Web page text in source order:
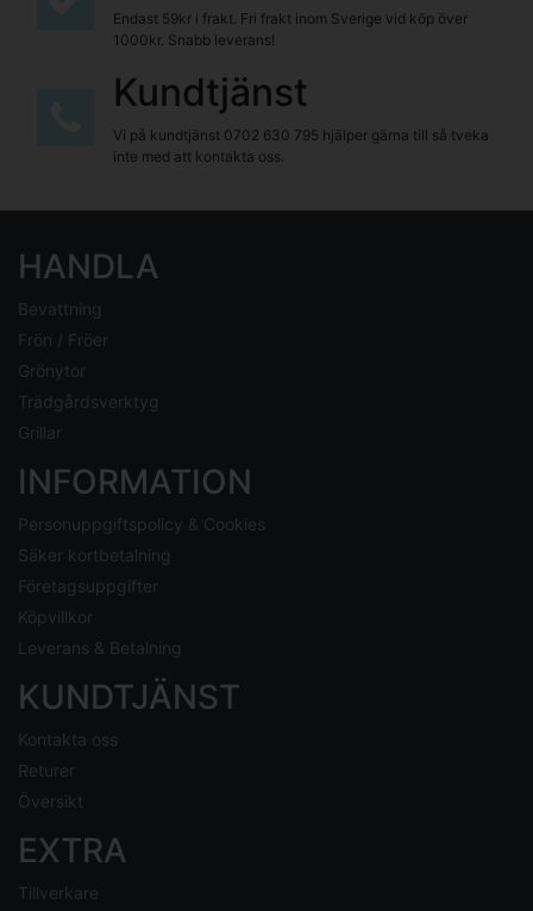
Endast 59kr i frakt. Fri frakt inom Sverige vid köp över
1000kr. Snabb leverans!
Kundtjänst
Vi på kundtjänst 0702 630 795 hjälper gärna till så tveka
inte med att kontakta oss.
HANDLA
Bevattning
Frön / Fröer
Grönytor
Trädgårdsverktyg
Grillar
INFORMATION
Personuppgiftspolicy & Cookies
Säker kortbetalning
Företagsuppgifter
Köpvillkor
Leverans & Betalning
KUNDTJÄNST
Kontakta oss
Returer
Översikt
EXTRA
Tillverkare